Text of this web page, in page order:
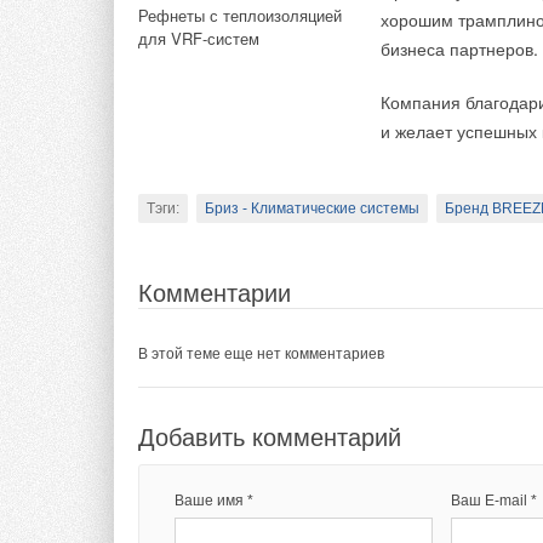
Рефнеты с теплоизоляцией
для VRF-систем
хорошим
бизнеса партнеров.
Компания
и желает успешных
Тэги: Бриз - Климатические системы Бренд
Комментарии
В этой теме еще нет комментариев
Добавить комментарий
Ваше имя * Ваш E-mail *
мощности в одной линейке
Вольф Энергосберегающие системы Бренд
Вентиляционное оборудование и комплектующие,
Комментарии
В этой теме еще нет комментариев
Добавить комментарий
Ваше имя *
Текст комментария
при включении
вентилятора вышли